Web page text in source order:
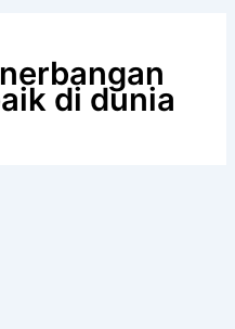
di dunia